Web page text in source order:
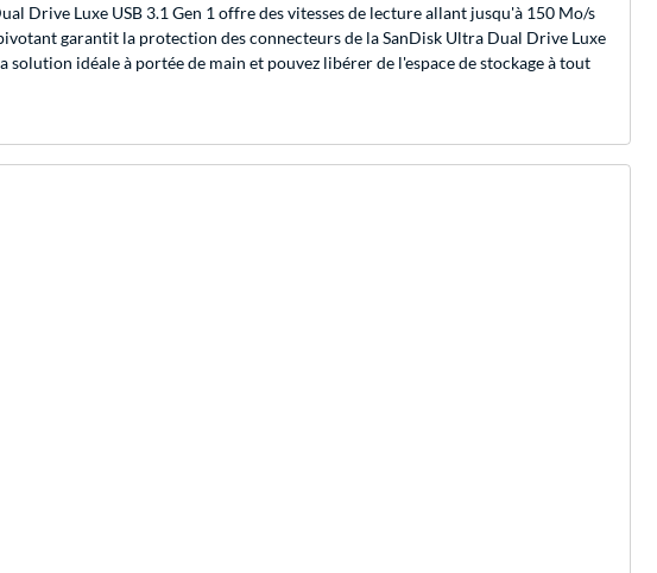
Drive Luxe USB 3.1 Gen 1 offre des vitesses de lecture allant jusqu'à 150 Mo/s
garantit la protection des connecteurs de la SanDisk Ultra Dual Drive Luxe
idéale à portée de main et pouvez libérer de l'espace de stockage à tout